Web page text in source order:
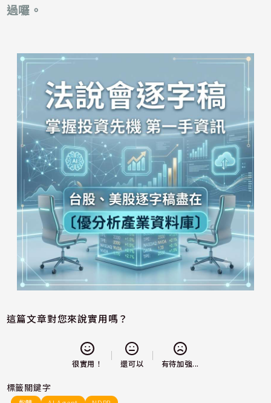
過囉。
這篇文章對您來說實用嗎？
很實用！ 還可以 有待加強...
標籤關鍵字